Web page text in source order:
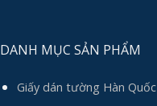
DANH MỤC SẢN PHẨM
Giấy dán tường Hàn Quốc